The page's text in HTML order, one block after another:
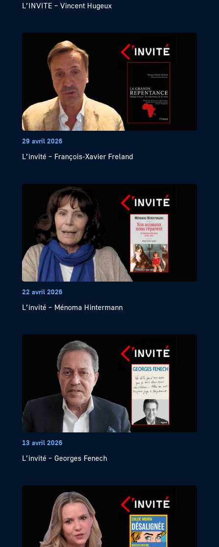
L’INVITE – Vincent Hugeux
29 avril 2026
L’invité – François-Xavier Freland
22 avril 2026
L’invité – Ménoma Hintermann
13 avril 2026
L’invité – Georges Fenech